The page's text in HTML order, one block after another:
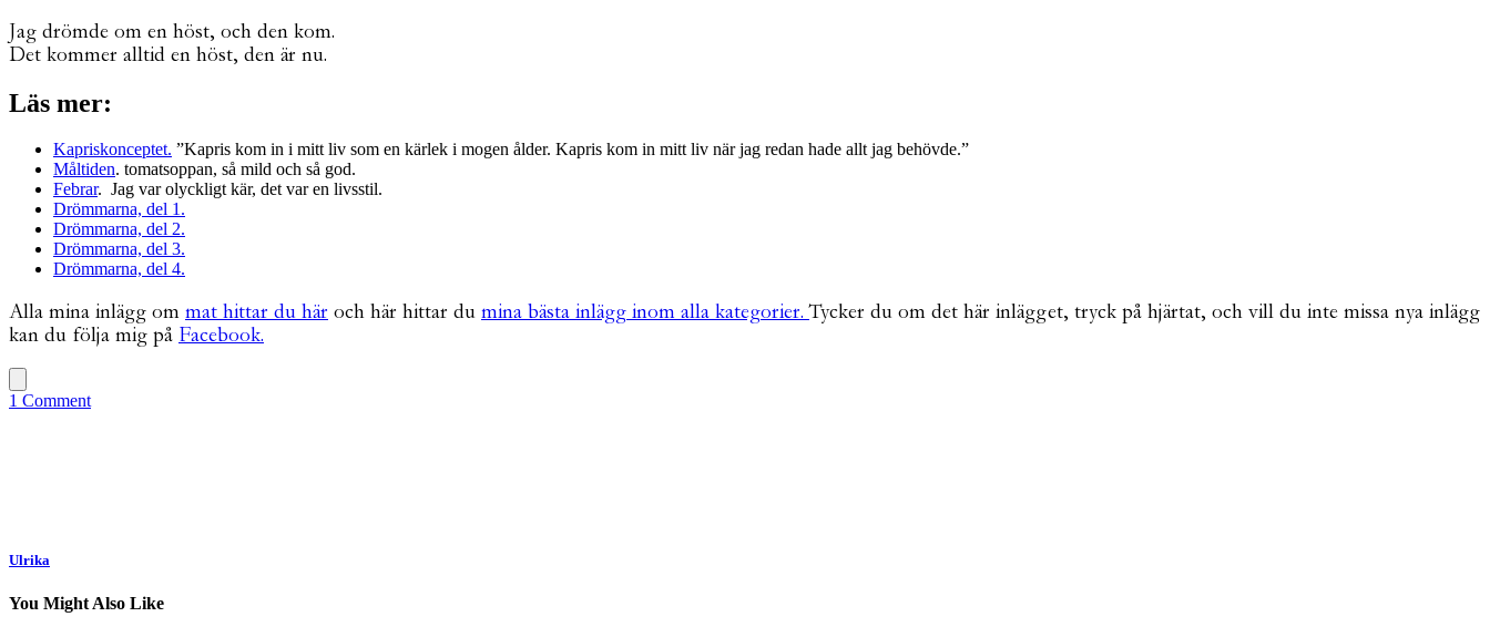
Jag drömde om en höst, och den kom.
Det kommer alltid en höst, den är nu.
Läs mer:
Kapriskonceptet. ”Kapris kom in i mitt liv som en kärlek i mogen ålder. Kapris kom in mitt liv när jag redan hade allt jag behövde.”
Måltiden. tomatsoppan, så mild och så god.
Febrar. Jag var olyckligt kär, det var en livsstil.
Drömmarna, del 1.
Drömmarna, del 2.
Drömmarna, del 3.
Drömmarna, del 4.
Alla mina inlägg om mat hittar du här och här hittar du mina bästa inlägg inom alla kategorier.Tycker du om det här inlägget, tryck på hjärtat, och vill du inte missa nya inlägg
kan du följa mig på Facebook.
1 Comment
Ulrika
You Might Also Like